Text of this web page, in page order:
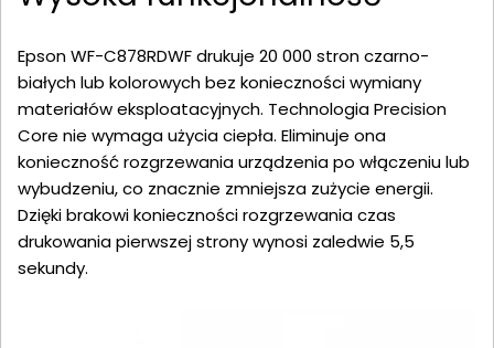
Epson WF-C878RDWF drukuje 20 000 stron czarno-
białych lub kolorowych bez konieczności wymiany
materiałów eksploatacyjnych. Technologia Precision
Core nie wymaga użycia ciepła. Eliminuje ona
konieczność rozgrzewania urządzenia po włączeniu lub
wybudzeniu, co znacznie zmniejsza zużycie energii.
Dzięki brakowi konieczności rozgrzewania czas
drukowania pierwszej strony wynosi zaledwie 5,5
sekundy.